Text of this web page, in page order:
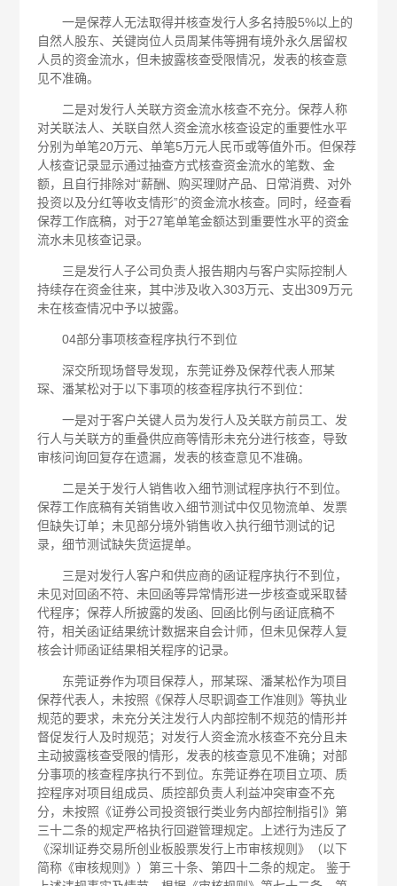
一是保荐人无法取得并核查发行人多名持股5%以上的
自然人股东、关键岗位人员周某伟等拥有境外永久居留权
人员的资金流水，但未披露核查受限情况，发表的核查意
见不准确。
二是对发行人关联方资金流水核查不充分。保荐人称
对关联法人、关联自然人资金流水核查设定的重要性水平
分别为单笔20万元、单笔5万元人民币或等值外币。但保荐
人核查记录显示通过抽查方式核查资金流水的笔数、金
额，且自行排除对“薪酬、购买理财产品、日常消费、对外
投资以及分红等收支情形”的资金流水核查。同时，经查看
保荐工作底稿，对于27笔单笔金额达到重要性水平的资金
流水未见核查记录。
三是发行人子公司负责人报告期内与客户实际控制人
持续存在资金往来，其中涉及收入303万元、支出309万元
未在核查情况中予以披露。
04部分事项核查程序执行不到位
深交所现场督导发现，东莞证券及保荐代表人邢某
琛、潘某松对于以下事项的核查程序执行不到位：
一是对于客户关键人员为发行人及关联方前员工、发
行人与关联方的重叠供应商等情形未充分进行核查，导致
审核问询回复存在遗漏，发表的核查意见不准确。
二是关于发行人销售收入细节测试程序执行不到位。
保荐工作底稿有关销售收入细节测试中仅见物流单、发票
但缺失订单；未见部分境外销售收入执行细节测试的记
录，细节测试缺失货运提单。
三是对发行人客户和供应商的函证程序执行不到位，
未见对回函不符、未回函等异常情形进一步核查或采取替
代程序；保荐人所披露的发函、回函比例与函证底稿不
符，相关函证结果统计数据来自会计师，但未见保荐人复
核会计师函证结果相关程序的记录。
东莞证券作为项目保荐人，邢某琛、潘某松作为项目
保荐代表人，未按照《保荐人尽职调查工作准则》等执业
规范的要求，未充分关注发行人内部控制不规范的情形并
督促发行人及时规范；对发行人资金流水核查不充分且未
主动披露核查受限的情形，发表的核查意见不准确；对部
分事项的核查程序执行不到位。东莞证券在项目立项、质
控程序对项目组成员、质控部负责人利益冲突审查不充
分，未按照《证券公司投资银行类业务内部控制指引》第
三十二条的规定严格执行回避管理规定。上述行为违反了
《深圳证券交易所创业板股票发行上市审核规则》（以下
简称《审核规则》）第三十条、第四十二条的规定。 鉴于